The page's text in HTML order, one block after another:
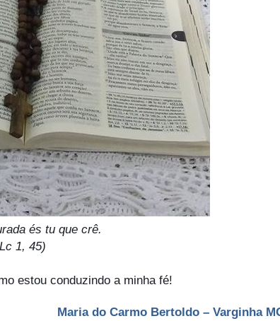
és tu que crê.
1, 45)
estou conduzindo a minha fé!
Maria do Carmo Bertoldo – Varginha